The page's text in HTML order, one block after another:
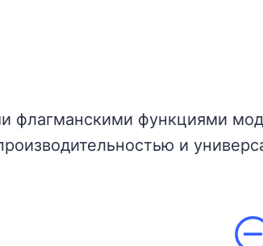
флагманскими функциями
и